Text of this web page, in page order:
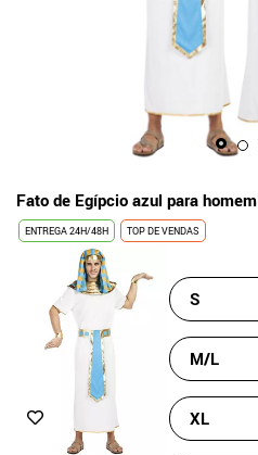
Fato de Egípcio azul para homem
ENTREGA 24H/48H TOP DE VENDAS
S
M/L
XL